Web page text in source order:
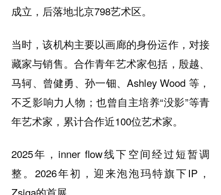
成立，后落地北京798艺术区。
当时，该机构主要以画廊的身份运作，对接
藏家与销售。合作青年艺术家包括，殷越、
马轲、曾健勇、孙一钿、Ashley Wood 等，
不乏影响力人物；也曾自主培养“没影”等青
年艺术家，累计合作近100位艺术家。
2025年，inner flow线下空间经过短暂调
整。2026年初，迎来泡泡玛特旗下IP，